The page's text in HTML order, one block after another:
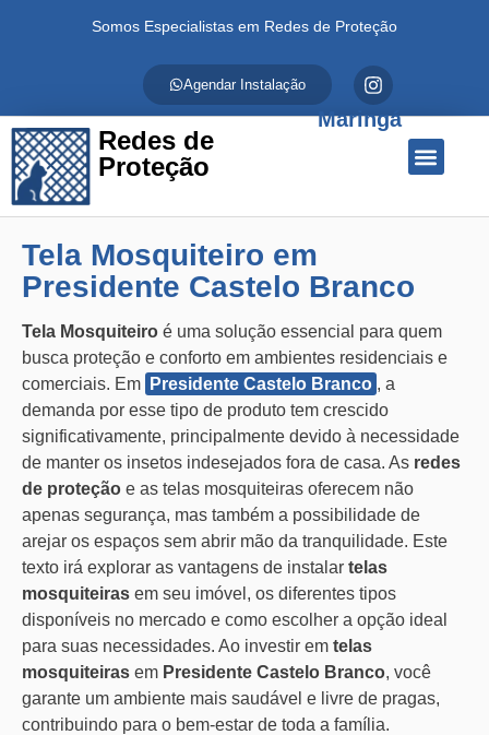
Somos Especialistas em Redes de Proteção
Agendar Instalação
Redes de
Proteção
Maringá
Tela Mosquiteiro em
Presidente Castelo Branco
Tela Mosquiteiro é uma solução essencial para quem
busca proteção e conforto em ambientes residenciais e
comerciais. Em
Presidente Castelo Branco , a
demanda por esse tipo de produto tem crescido
significativamente, principalmente devido à necessidade
de manter os insetos indesejados fora de casa. As redes
de proteção e as telas mosquiteiras oferecem não
apenas segurança, mas também a possibilidade de
arejar os espaços sem abrir mão da tranquilidade. Este
texto irá explorar as vantagens de instalar telas
mosquiteiras em seu imóvel, os diferentes tipos
disponíveis no mercado e como escolher a opção ideal
para suas necessidades. Ao investir em telas
mosquiteiras em Presidente Castelo Branco, você
garante um ambiente mais saudável e livre de pragas,
contribuindo para o bem-estar de toda a família.